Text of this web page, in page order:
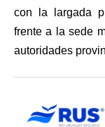
con la largada
frente a la sede
autoridades